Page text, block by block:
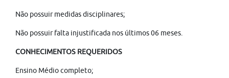
Não possuir medidas disciplinares;
Não possuir falta injustificada nos últimos 06 meses.
CONHECIMENTOS REQUERIDOS
Ensino Médio completo;